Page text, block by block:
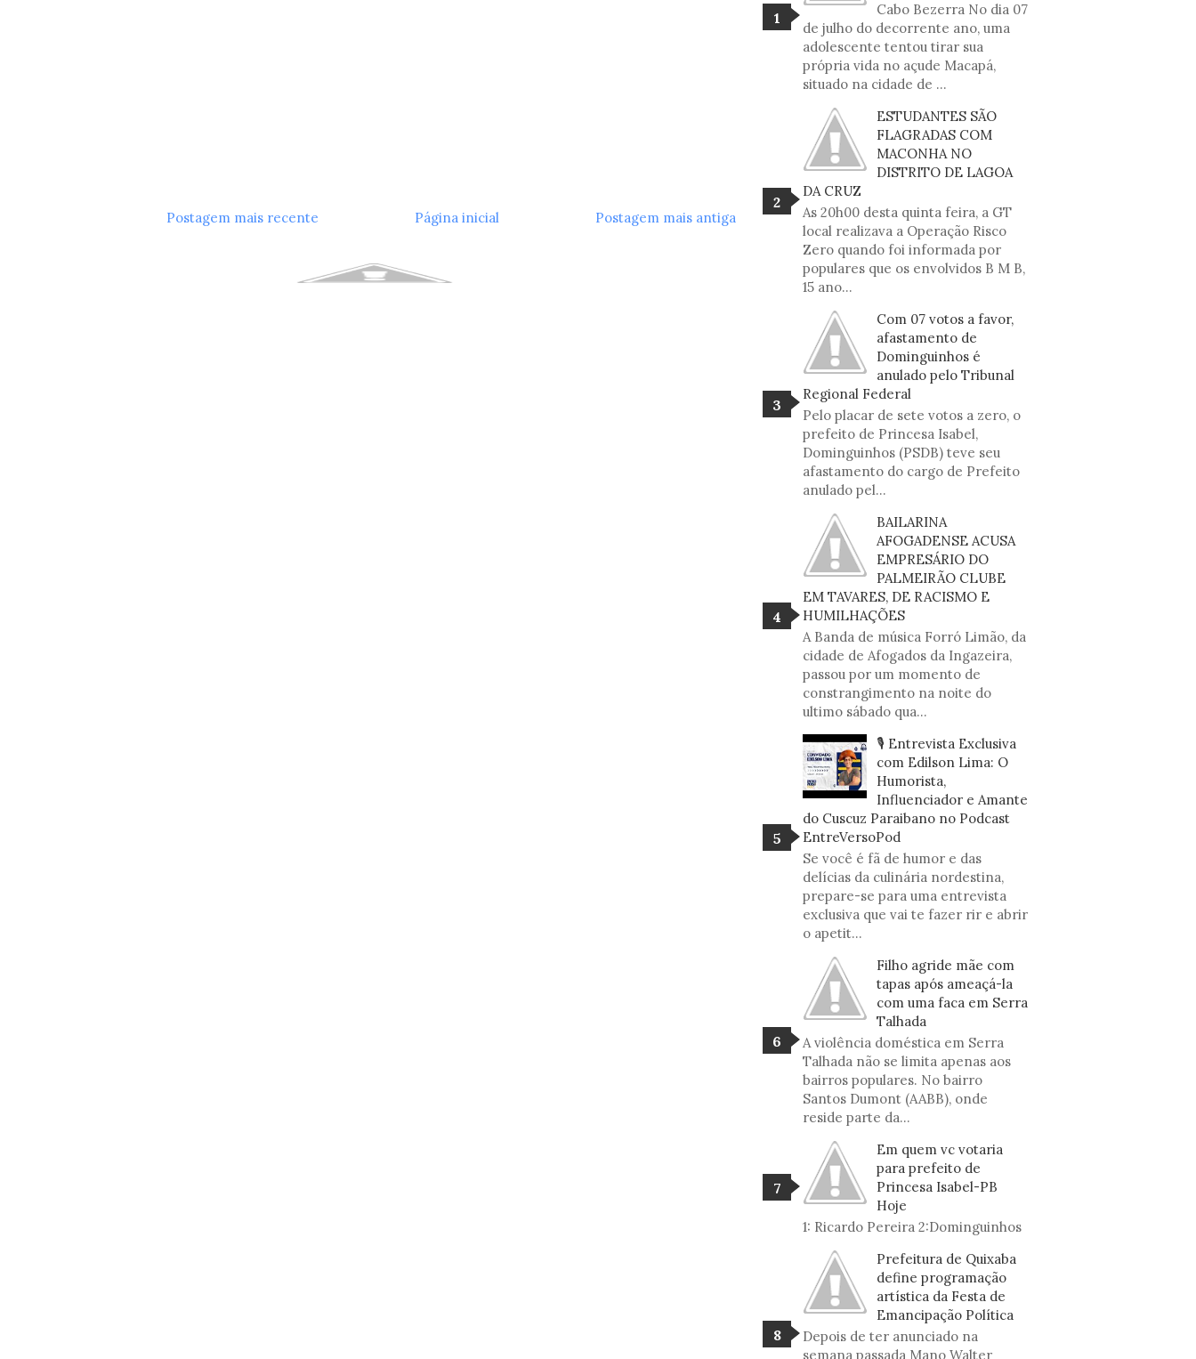
Postagem mais recente Postagem mais antiga
Página inicial
Cabo Bezerra No dia 07
de julho do decorrente ano, uma
adolescente tentou tirar sua
própria vida no açude Macapá,
situado na cidade de ...
ESTUDANTES SÃO
FLAGRADAS COM
MACONHA NO
DISTRITO DE LAGOA
DA CRUZ
As 20h00 desta quinta feira, a GT
local realizava a Operação Risco
Zero quando foi informada por
populares que os envolvidos B M B,
15 ano...
Com 07 votos a favor,
afastamento de
Dominguinhos é
anulado pelo Tribunal
Regional Federal
Pelo placar de sete votos a zero, o
prefeito de Princesa Isabel,
Dominguinhos (PSDB) teve seu
afastamento do cargo de Prefeito
anulado pel...
BAILARINA
AFOGADENSE ACUSA
EMPRESÁRIO DO
PALMEIRÃO CLUBE
EM TAVARES, DE RACISMO E
HUMILHAÇÕES
A Banda de música Forró Limão, da
cidade de Afogados da Ingazeira,
passou por um momento de
constrangimento na noite do
ultimo sábado qua...
🎙️ Entrevista Exclusiva
com Edilson Lima: O
Humorista,
Influenciador e Amante
do Cuscuz Paraibano no Podcast
EntreVersoPod
Se você é fã de humor e das
delícias da culinária nordestina,
prepare-se para uma entrevista
exclusiva que vai te fazer rir e abrir
o apetit...
Filho agride mãe com
tapas após ameaçá-la
com uma faca em Serra
Talhada
A violência doméstica em Serra
Talhada não se limita apenas aos
bairros populares. No bairro
Santos Dumont (AABB), onde
reside parte da...
Em quem vc votaria
para prefeito de
Princesa Isabel-PB
Hoje
1: Ricardo Pereira 2:Dominguinhos
Prefeitura de Quixaba
define programação
artística da Festa de
Emancipação Política
Depois de ter anunciado na
semana passada Mano Walter